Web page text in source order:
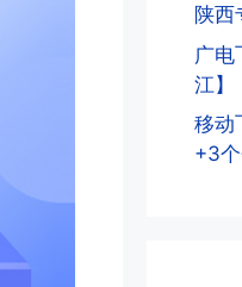
陕西
广
江】
移动
+3个